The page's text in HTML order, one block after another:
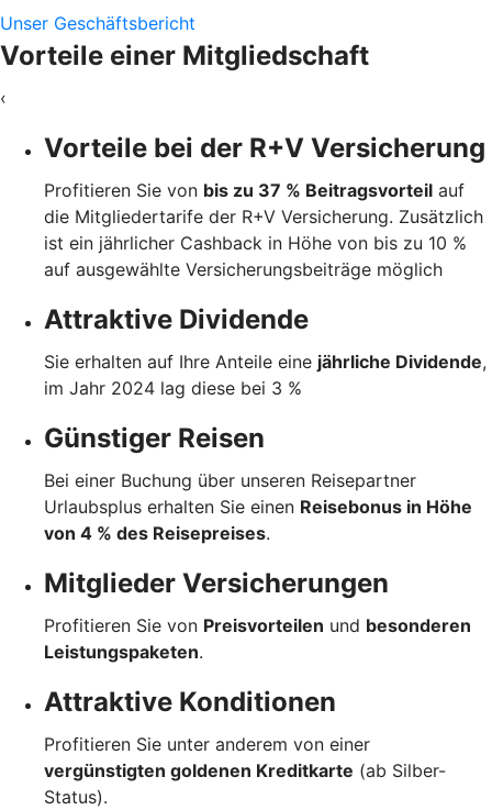
Unser Geschäftsbericht
Vorteile einer Mitgliedschaft
‹
Vorteile bei der R+V Versicherung
Profitieren Sie von bis zu 37 % Beitragsvorteil auf
die Mitgliedertarife der R+V Versicherung. Zusätzlich
ist ein jährlicher Cashback in Höhe von bis zu 10 %
auf ausgewählte Versicherungsbeiträge möglich
Attraktive Dividende
Sie erhalten auf Ihre Anteile eine jährliche Dividende,
im Jahr 2024 lag diese bei 3 %
Günstiger Reisen
Bei einer Buchung über unseren Reisepartner
Urlaubsplus erhalten Sie einen Reisebonus in Höhe
von 4 % des Reisepreises.
Mitglieder Versicherungen
Profitieren Sie von Preisvorteilen und besonderen
Leistungspaketen.
Attraktive Konditionen
Profitieren Sie unter anderem von einer
vergünstigten goldenen Kreditkarte (ab Silber-
Status).